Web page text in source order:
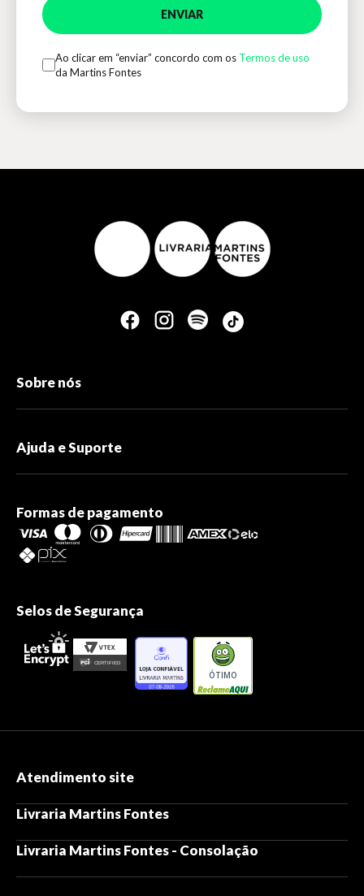
ENVIAR
Ao clicar em “enviar” concordo com os Termos de uso
da Martins Fontes
Sobre nós
Ajuda e Suporte
Formas de pagamento
Selos de Segurança
ÓTIMO
Atendimento site
Livraria Martins Fontes
Livraria Martins Fontes - Consolação